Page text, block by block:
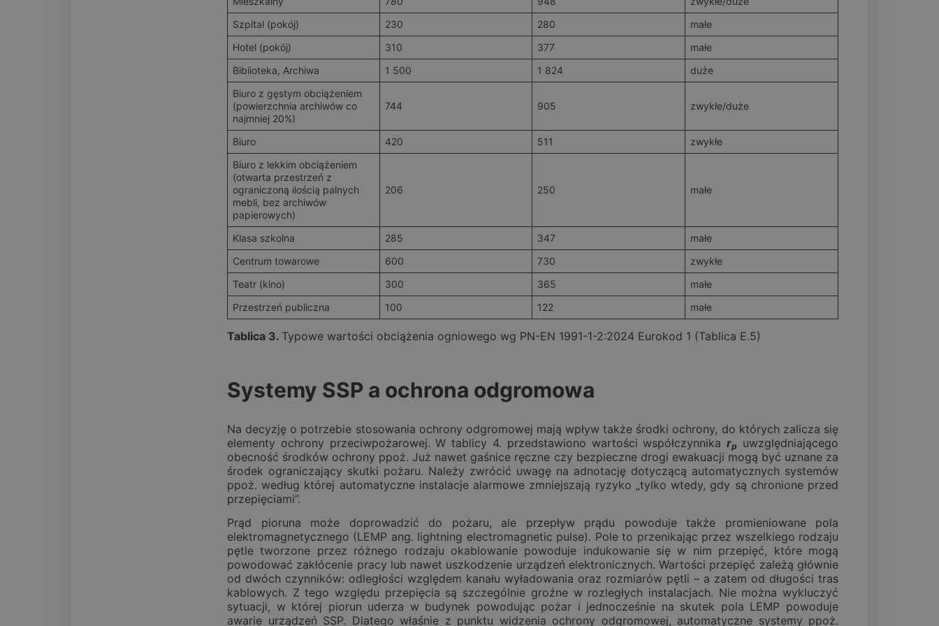
Szpital (pokój)
230 280
małe
Hotel (pokój)
310 377
małe
Biblioteka, Archiwa
1 500 1 824
duże
Biuro z gęstym obciążeniem
(powierzchnia archiwów co
najmniej 20%)
744 905 zwykłe/duże
Biuro 420 511
zwykłe
Biuro z lekkim obciążeniem
(otwarta przestrzeń z
ograniczoną ilością palnych
mebli, bez archiwów
papierowych)
206 250 małe
Klasa szkolna 285 347
małe
Centrum towarowe
600 730
zwykłe
Teatr (kino)
300 365
małe
Przestrzeń publiczna
100 122 małe
Tablica 3. Typowe wartości obciążenia ogniowego wg PN-EN 1991-1-2:2024 Eurokod 1 (Tablica E.5)
Systemy SSP a ochrona odgromowa
Na decyzję o potrzebie stosowania ochrony odgromowej mają wpływ także środki ochrony, do których zalicza się
elementy ochrony przeciwpożarowej. W tablicy 4. przedstawiono wartości współczynnikarp
uwzględniającego
obecność środków ochrony ppoż. Już nawet gaśnice ręczne czy bezpieczne drogi ewakuacji mogą być uznane za
środek ograniczający skutki pożaru. Należy zwrócić uwagę na adnotację dotyczącą automatycznych systemów
ppoż. według której automatyczne instalacje alarmowe zmniejszają ryzyko „tylko wtedy, gdy są chronione przed
przepięciami”.
Prąd pioruna może doprowadzić do pożaru, ale przepływ prądu powoduje także promieniowane pola
elektromagnetycznego (LEMP ang. lightning electromagnetic pulse). Pole to przenikając przez wszelkiego rodzaju
pętle tworzone przez różnego rodzaju okablowanie powoduje indukowanie się w nim przepięć, które mogą
powodować zakłócenie pracy lub nawet uszkodzenie urządzeń elektronicznych. Wartości przepięć zależą głównie
od dwóch czynników: odległości względem kanału wyładowania oraz rozmiarów pętli – a zatem od długości tras
kablowych. Z tego względu przepięcia są szczególnie groźne w rozległych instalacjach. Nie można wykluczyć
sytuacji, w której piorun uderza w budynek powodując pożar i jednocześnie na skutek pola LEMP powoduje
awarie urządzeń SSP. Dlatego właśnie z punktu widzenia ochrony odgromowej, automatyczne systemy ppoż.